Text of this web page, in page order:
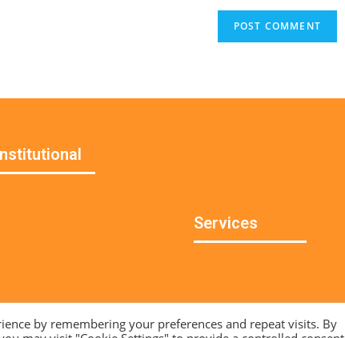
Services
by remembering your preferences and repeat visits. By